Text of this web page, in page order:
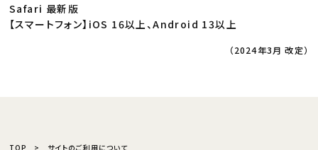
Safari 最新版
【スマートフォン】iOS 16以上、Android 13以上
（2024年3月 改定）
TOP サイトのご利用について